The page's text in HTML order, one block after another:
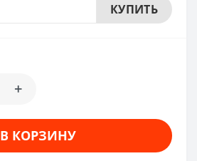
КУПИТЬ
+
В КОРЗИНУ